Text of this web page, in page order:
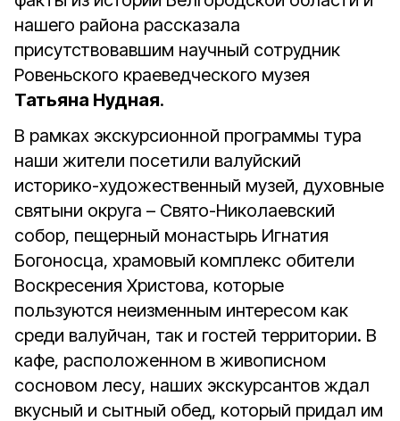
нашего района рассказала
присутствовавшим научный сотрудник
Ровеньского краеведческого музея
Татьяна Нудная.
В рамках экскурсионной программы тура
наши жители посетили валуйский
историко-художественный музей, духовные
святыни округа – Свято-Николаевский
собор, пещерный монастырь Игнатия
Богоносца, храмовый комплекс обители
Воскресения Христова, которые
пользуются неизменным интересом как
среди валуйчан, так и гостей территории. В
кафе, расположенном в живописном
сосновом лесу, наших экскурсантов ждал
вкусный и сытный обед, который придал им